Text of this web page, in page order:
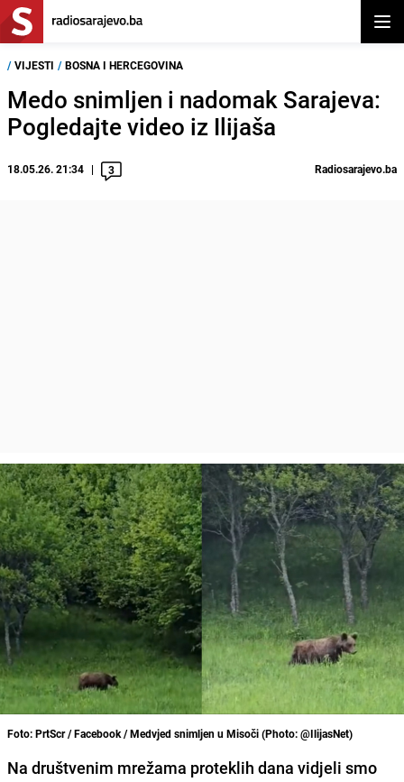
/ VIJESTI / BOSNA I HERCEGOVINA
Medo snimljen i nadomak Sarajeva:
Pogledajte video iz Ilijaša
18.05.26. 21:34 3 Radiosarajevo.ba
Foto: PrtScr / Facebook / Medvjed snimljen u Misoči (Photo: @IlijasNet)
Na društvenim mrežama proteklih dana vidjeli smo